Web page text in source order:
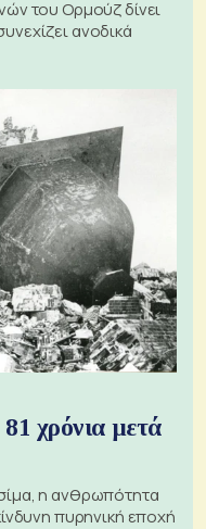
του Ορμούζ δίνει
ανοδικά
χρόνια μετά
η ανθρωπότητα
πυρηνική εποχή